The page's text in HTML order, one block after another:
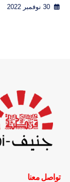
تواصل معنا